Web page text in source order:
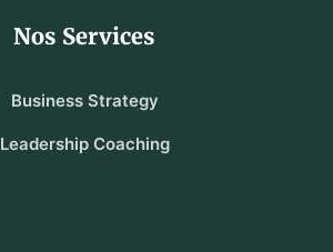
Nos Services
Business Strategy
Leadership Coaching